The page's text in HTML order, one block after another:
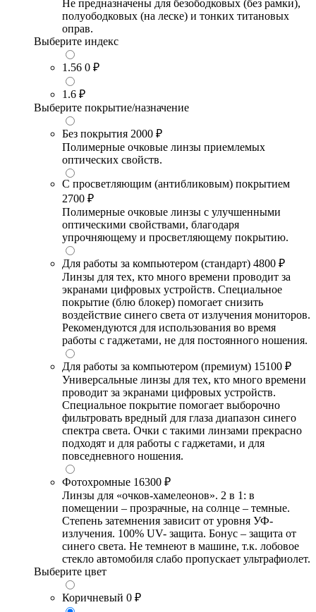
Не предназначены для безободковых (без рамки),
полуободковых (на леске) и тонких титановых
оправ.
Выберите индекс
1.56 0 ₽
1.6 ₽
Выберите покрытие/назначение
Без покрытия 2000 ₽
Полимерные очковые линзы приемлемых
оптических свойств.
С просветляющим (антибликовым) покрытием
2700 ₽
Полимерные очковые линзы с улучшенными
оптическими свойствами, благодаря
упрочняющему и просветляющему покрытию.
Для работы за компьютером (стандарт) 4800 ₽
Линзы для тех, кто много времени проводит за
экранами цифровых устройств. Специальное
покрытие (блю блокер) помогает снизить
воздействие синего света от излучения мониторов.
Рекомендуются для использования во время
работы с гаджетами, не для постоянного ношения.
Для работы за компьютером (премиум) 15100 ₽
Универсальные линзы для тех, кто много времени
проводит за экранами цифровых устройств.
Специальное покрытие помогает выборочно
фильтровать вредный для глаза диапазон синего
спектра света. Очки с такими линзами прекрасно
подходят и для работы с гаджетами, и для
повседневного ношения.
Фотохромные 16300 ₽
Линзы для «очков-хамелеонов». 2 в 1: в
помещении – прозрачные, на солнце – темные.
Степень затемнения зависит от уровня УФ-
излучения. 100% UV- защита. Бонус – защита от
синего света. Не темнеют в машине, т.к. лобовое
стекло автомобиля слабо пропускает ультрафиолет.
Выберите цвет
Коричневый 0 ₽